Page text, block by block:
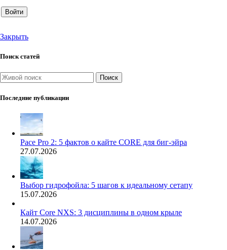
Войти
Закрыть
Поиск статей
Поиск
Последние публикации
Pace Pro 2: 5 фактов о кайте CORE для биг-эйра
27.07.2026
Выбор гидрофойла: 5 шагов к идеальному сетапу
15.07.2026
Кайт Core NXS: 3 дисциплины в одном крыле
14.07.2026